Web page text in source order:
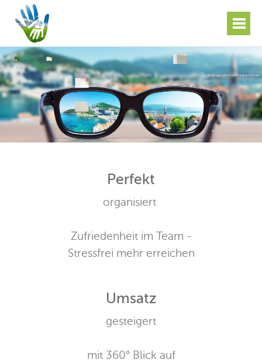
Wichtiges von Unwichtigem trennen
Perfekt
organisiert
Zufriedenheit im Team -
Stressfrei mehr erreichen
Umsatz
gesteigert
mit 360° Blick auf